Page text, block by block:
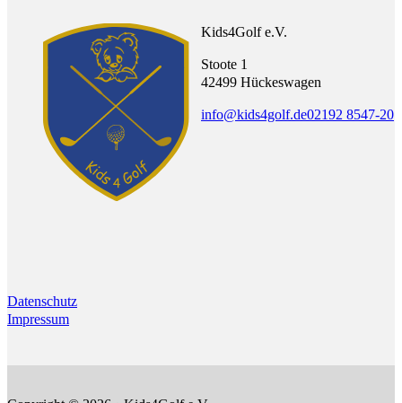
Kids4Golf e.V.
Stoote 1
42499 Hückeswagen
info@kids4golf.de02192 8547-20
Datenschutz
Impressum